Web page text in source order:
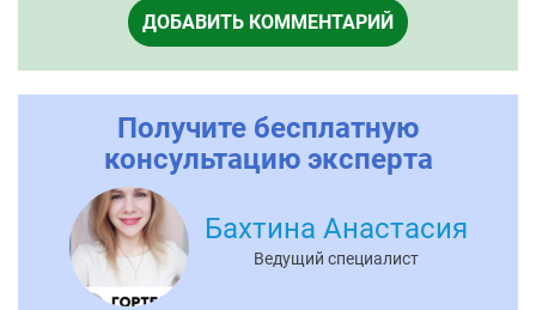
ДОБАВИТЬ КОММЕНТАРИЙ
Получите бесплатную
консультацию эксперта
Бахтина Анастасия
Ведущий специалист